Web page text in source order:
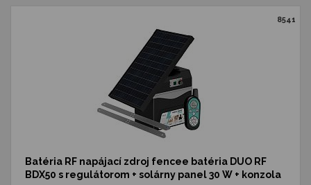
8541
Batéria RF napájací zdroj fencee batéria DUO RF
BDX50 s regulátorom + solárny panel 30 W + konzola